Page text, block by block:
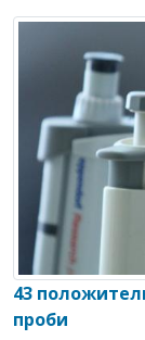
43
проби